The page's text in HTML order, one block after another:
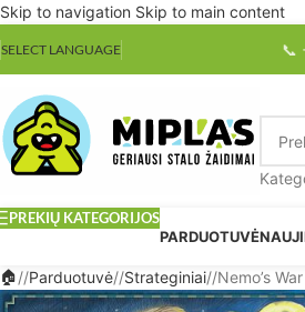
Skip to navigation Skip to main content
SELECT LANGUAGE 📞
PREKIŲ KATEGORIJOS
PARDUOTUVĖ
/ Parduotuvė/ Strateginiai/ Nemo’s